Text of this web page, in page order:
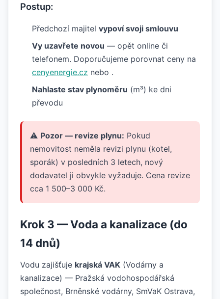
Postup:
Předchozí majitel vypoví svoji smlouvu
Vy uzavřete novou — opět online či
telefonem. Doporučujeme porovnat ceny na
cenyenergie.cz nebo .
Nahlaste stav plynoměru (m³) ke dni
převodu
⚠️ Pozor — revize plynu: Pokud
nemovitost neměla revizi plynu (kotel,
sporák) v posledních 3 letech, nový
dodavatel ji obvykle vyžaduje. Cena revize
cca 1 500–3 000 Kč.
Krok 3 — Voda a kanalizace (do
14 dnů)
Vodu zajišťuje krajská VAK (Vodárny a
kanalizace) — Pražská vodohospodářská
společnost, Brněnské vodárny, SmVaK Ostrava,